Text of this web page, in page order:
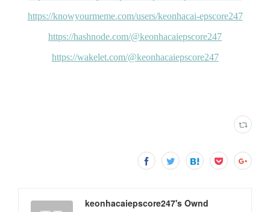
keonhacaiepscore247's Ownd